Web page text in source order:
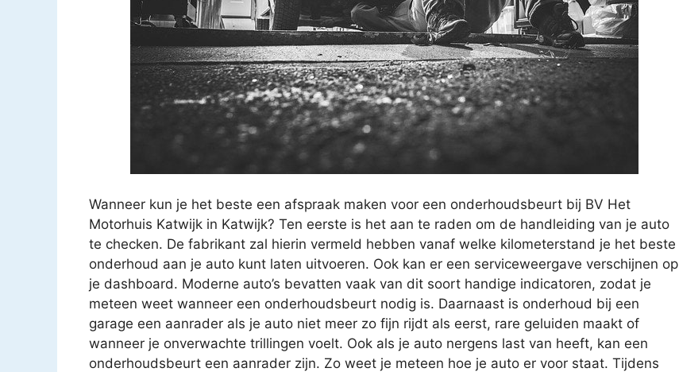
Wanneer kun je het beste een afspraak maken voor een onderhoudsbeurt bij BV Het
Motorhuis Katwijk in Katwijk? Ten eerste is het aan te raden om de handleiding van je auto
te checken. De fabrikant zal hierin vermeld hebben vanaf welke kilometerstand je het beste
onderhoud aan je auto kunt laten uitvoeren. Ook kan er een serviceweergave verschijnen op
je dashboard. Moderne auto’s bevatten vaak van dit soort handige indicatoren, zodat je
meteen weet wanneer een onderhoudsbeurt nodig is. Daarnaast is onderhoud bij een
garage een aanrader als je auto niet meer zo fijn rijdt als eerst, rare geluiden maakt of
wanneer je onverwachte trillingen voelt. Ook als je auto nergens last van heeft, kan een
onderhoudsbeurt een aanrader zijn. Zo weet je meteen hoe je auto er voor staat. Tijdens